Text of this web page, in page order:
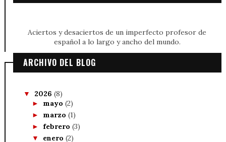
Aciertos y desaciertos de un imperfecto profesor de
español a lo largo y ancho del mundo.
ARCHIVO DEL BLOG
▼ 2026 (8)
► mayo (2)
► marzo (1)
► febrero (3)
▼ enero (2)